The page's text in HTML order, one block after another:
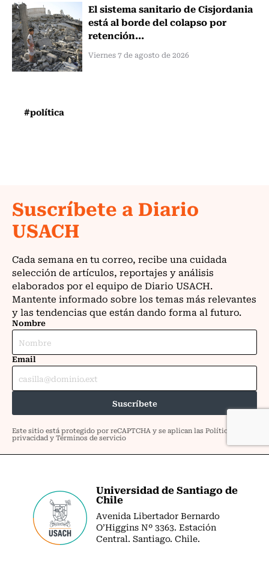
El sistema sanitario de Cisjordania
está al borde del colapso por
retención...
Viernes 7 de agosto de 2026
#política
Universidad de Santiago de
Chile
Avenida Libertador Bernardo
O’Higgins Nº 3363. Estación
Central. Santiago. Chile.